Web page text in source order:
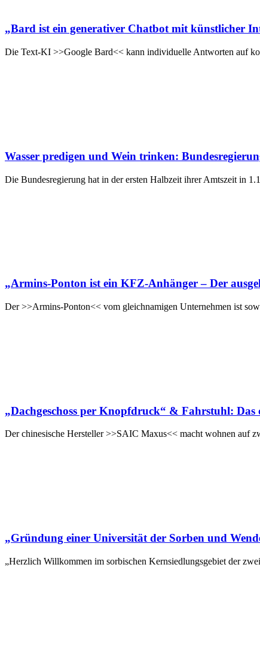
„Bard ist ein generativer Chatbot mit künstlicher
Die Text-KI >>Google Bard<< kann individuelle Antworten auf
Wasser predigen und Wein trinken:
Die Bundesregierung hat in der ersten Halbzeit ihrer Amtszeit in
„Armins-Ponton ist ein KFZ-Anhänger – Der
Der >>Armins-Ponton<< vom gleichnamigen Unternehmen ist
„Dachgeschoss per Knopfdruck“ & Fahrstuhl:
Der chinesische Hersteller >>SAIC Maxus<< macht wohnen
„Gründung einer Universität der Sorben und
„Herzlich Willkommen im sorbischen Kernsiedlungsgebiet der